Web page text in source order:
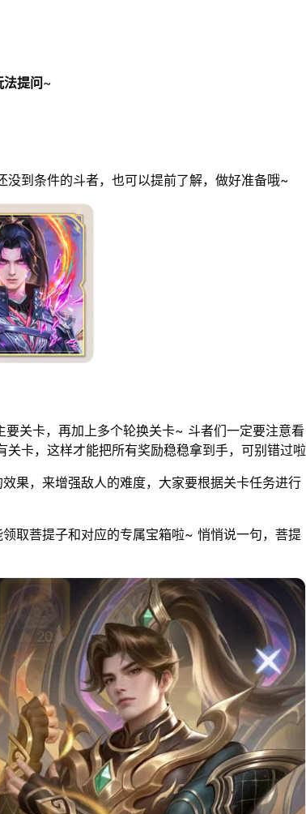
提问~
到条件的斗者，也可以提前了解，做好准备哦~
关卡，再加上多个轮换关卡~ 斗者们一定要注意看
卡，这样才能把所有奖励稳稳拿到手，可别错过啦
果，来增强敌人的难度，大家要根据关卡任务进行
取菩提子和对应的专属宝箱啦~ 悄悄说一句，菩提